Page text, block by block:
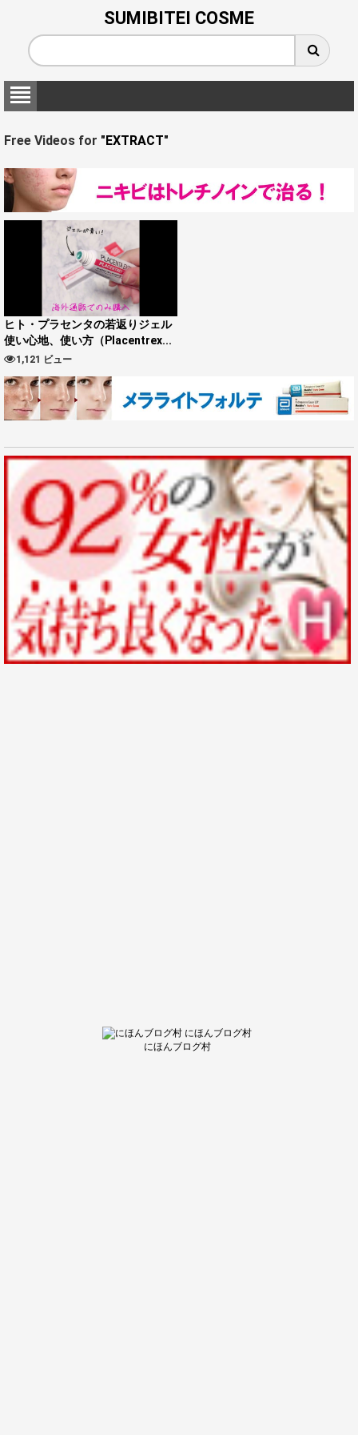
SUMIBITEI COSME
Free Videos for "EXTRACT"
ヒト・プラセンタの若返りジェル
使い心地、使い方（Placentrex...
1,121 ビュー
にほんブログ村